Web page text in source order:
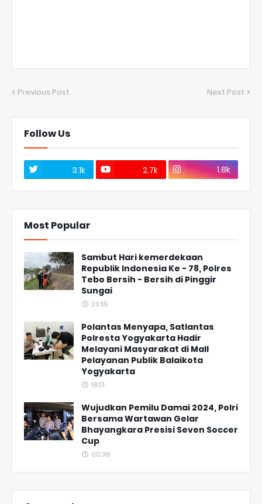
Previous Post Next Post
Follow Us
3.1k 2.7k 1.8k
Most Popular
Sambut Hari kemerdekaan
Republik Indonesia Ke - 78, Polres
Tebo Bersih - Bersih di Pinggir
Sungai
23:55
Polantas Menyapa, Satlantas
Polresta Yogyakarta Hadir
Melayani Masyarakat di Mall
Pelayanan Publik Balaikota
Yogyakarta
18:01
Wujudkan Pemilu Damai 2024, Polri
Bersama Wartawan Gelar
Bhayangkara Presisi Seven Soccer
Cup
00:36